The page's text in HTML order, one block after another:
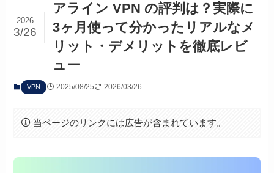
アライン VPN の評判は？実際に
3ヶ月使って分かったリアルなメ
リット・デメリットを徹底レビ
ュー
2026
3/26
VPN 2025/08/25 2026/03/26
当ページのリンクには広告が含まれています。